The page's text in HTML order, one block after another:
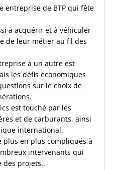
entreprise de BTP qui fête
à acquérir et à véhiculer
de leur métier au fil des
à un autre est
les défis économiques
sur le choix de
est touché par les
et de carburants, ainsi
international.
plus en plus compliqués à
intervenants qui
des projets..